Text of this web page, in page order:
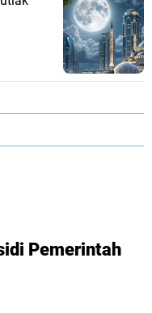
Pemerintah